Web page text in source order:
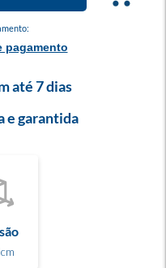
pagamento
até 7 dias
e garantida